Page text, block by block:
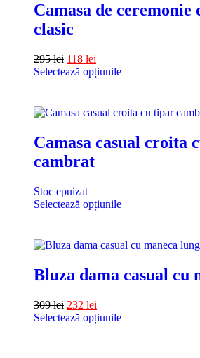
Camasa de
clasic
295lei 118 lei
Selectează opțiunile
Camasa casual croita
cambrat
Stoc epuizat
Selectează opțiunile
Bluza dama casual cu
309lei 232 lei
Selectează opțiunile